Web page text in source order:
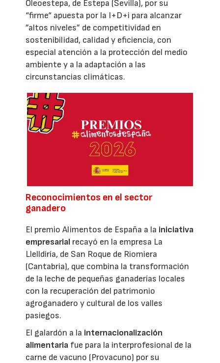
Oleoestepa, de Estepa (Sevilla), por su
“firme“ apuesta por la I+D+i para alcanzar
”altos niveles” de competitividad en
sostenibilidad, calidad y eficiencia, con
especial atención a la protección del medio
ambiente y a la adaptación a las
circunstancias climáticas.
Reconocimientos en el sector
ganadero
El premio Alimentos de España a la iniciativa
empresarial recayó en la empresa La
Llelldiría, de San Roque de Riomiera
(Cantabria), que combina la transformación
de la leche de pequeñas ganaderías locales
con la recuperación del patrimonio
agroganadero y cultural de los valles
pasiegos.
El galardón a la internacionalización
alimentaria fue para la interprofesional de la
carne de vacuno (Provacuno) por su